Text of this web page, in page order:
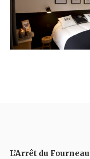
L’Arrêt du Fourneau